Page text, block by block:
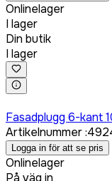
Onlinelager
I lager
Din butik
I lager
Fasadplugg 6-kant
Artikelnummer:
Logga in för att se pris
Onlinelager
På väg in